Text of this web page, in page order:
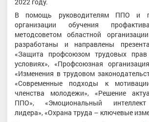
В помощь руководителям ППО и
организации обучения
методсоветом областной
разработаны и направлены
«Защита профсоюзом трудовых
условиях», «Профсоюзная
«Изменения в трудовом
«Современные подходы к
членства молодежи», «Решение
ППО», «Эмоциональный
лидера», «Охрана труда – ключевые